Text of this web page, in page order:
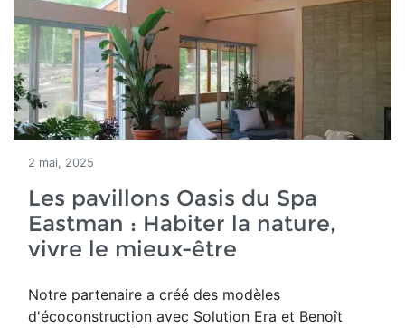
2 mai, 2025
Les pavillons Oasis du Spa
Eastman : Habiter la nature,
vivre le mieux-être
Notre partenaire a créé des modèles
d'écoconstruction avec Solution Era et Benoît